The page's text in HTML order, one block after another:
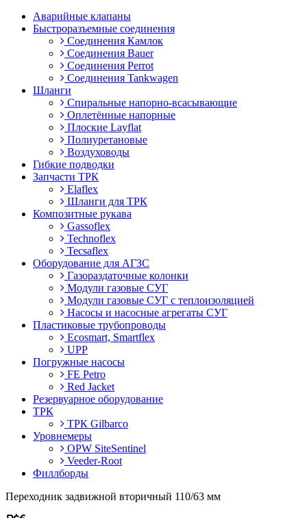
Аварийные клапаны
Быстроразъемные соединения
Соединения Камлок
Соединения Bauer
Соединения Perrot
Соединения Tankwagen
Шланги
Спиральные напорно-всасывающие
Оплетённые напорные
Плоские Layflat
Полиуретановые
Воздуховоды
Гибкие подводки
Запчасти ТРК
Elaflex
Шланги для ТРК
Композитные рукава
Gassoflex
Technoflex
Tecsaflex
Оборудование для АГЗС
Газораздаточные колонки
Модули газовые СУГ
Модули газовые СУГ с теплоизоляцией
Насосы и насосные агрегаты СУГ
Пластиковые трубопроводы
Ecosmart, Smartflex
UPP
Погружные насосы
FE Petro
Red Jacket
Резервуарное оборудование
ТРК
ТРК Gilbarco
Уровнемеры
OPW SiteSentinel
Veeder-Root
Филлборды
Переходник задвижной вторичный 110/63 мм